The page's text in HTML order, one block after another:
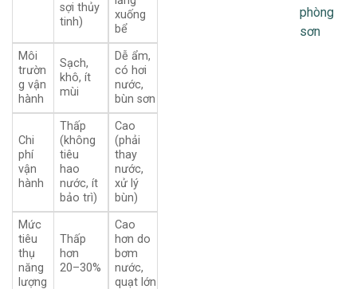
sợi thủy
tinh)
xuống
bể
Môi
trườn
g vận
hành
Sạch,
khô, ít
mùi
Dễ ẩm,
có hơi
nước,
bùn sơn
Chi
phí
vận
hành
Thấp
(không
tiêu
hao
nước, ít
bảo trì)
Cao
(phải
thay
nước,
xử lý
bùn)
Mức
tiêu
thụ
năng
lượng
Thấp
hơn
20–30%
Cao
hơn do
bơm
nước,
quạt lớn
phòng
sơn